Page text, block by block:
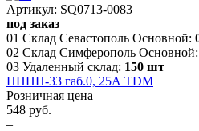
Артикул: SQ0713-0083
под заказ
01 Склад Севастополь Основной:
02 Склад Симферополь Основной:
03 Удаленный склад: 150 шт
ППНН-33 габ.0, 25А TDM
Розничная цена
548 руб.
–